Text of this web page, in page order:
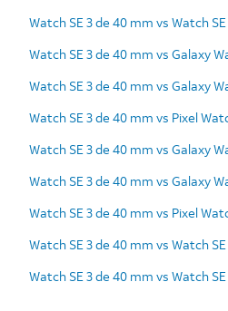
Watch SE 3 de 40 mm vs Watch
Watch SE 3 de 40 mm vs Galaxy
Watch SE 3 de 40 mm vs Galaxy
Watch SE 3 de 40 mm vs Pixel
Watch SE 3 de 40 mm vs Galaxy
Watch SE 3 de 40 mm vs Galaxy
Watch SE 3 de 40 mm vs Pixel
Watch SE 3 de 40 mm vs Watch
Watch SE 3 de 40 mm vs Watch